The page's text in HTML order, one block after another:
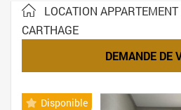
LOCATION
CARTHAGE
DEMANDE DE
Disponible